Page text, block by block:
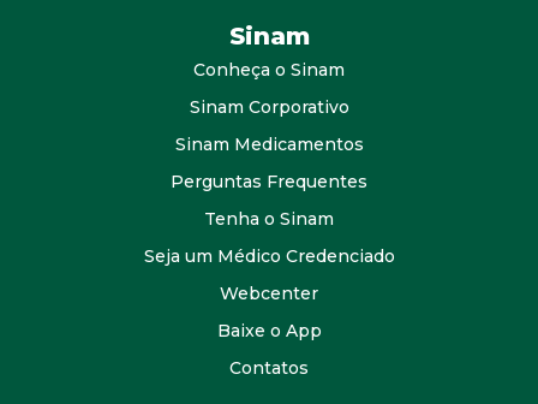
Sinam
Conheça o Sinam
Sinam Corporativo
Sinam Medicamentos
Perguntas Frequentes
Tenha o Sinam
Seja um Médico Credenciado
Webcenter
Baixe o App
Contatos